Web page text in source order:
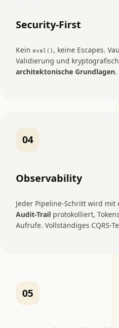
Security-First
Kein eval() , keine Escapes.
Validierung und
architektonische Grundlagen.
04
Observability
Jeder Pipeline-Schritt wird mit
Audit-Trail protokolliert,
Aufrufe. Vollständiges CQRS-
05